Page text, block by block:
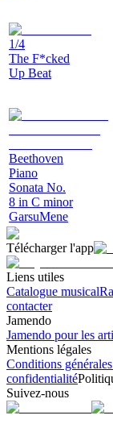
1/4
The F*cked
Up Beat
Beethoven
Piano
Sonata No.
8 in C minor
GarsuMene
Télécharger l'app
Liens utiles
Catalogue musical
contacter
Jamendo
Jamendo pour les
Mentions légales
Conditions
confidentialité
Suivez-nous